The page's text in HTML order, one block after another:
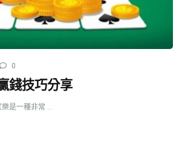
0
錢技巧分享
是一種非常 ...